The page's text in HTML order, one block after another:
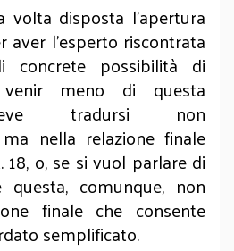
disposta l’apertura
l’esperto riscontrata
concrete possibilità di
meno di questa
tradursi non
ma nella relazione finale
18, o, se si vuol parlare di
questa, comunque, non
finale che consente
semplificato.